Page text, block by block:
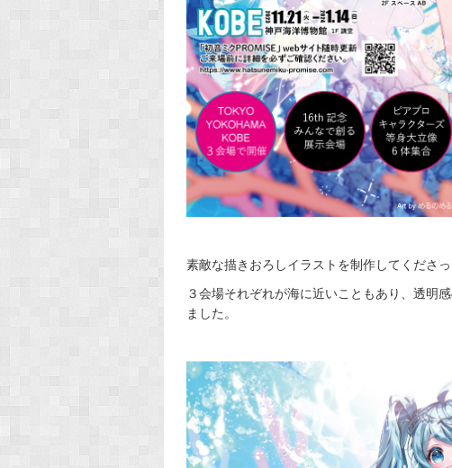
素敵な描きおろしイラストを制作してくださ
３会場それぞれが海に近いこともあり、透明
ました。